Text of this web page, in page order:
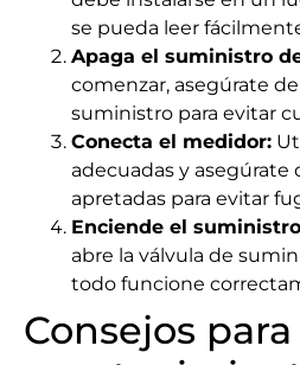
se pueda leer
Apaga el suministro
comenzar, asegúrate
suministro para evitar
Conecta el medidor:
adecuadas y
apretadas para evitar
Enciende el
abre la válvula de
todo funcione
Consejos para